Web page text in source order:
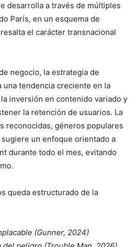
desarrolla a través de múltiples
París, en un esquema de
el carácter transnacional
negocio, la estrategia de
una tendencia creciente en la
inversión en contenido variado y
la retención de usuarios. La
reconocidas, géneros populares
un enfoque orientado a
durante todo el mes, evitando
queda estructurado de la
(Gunner, 2024)